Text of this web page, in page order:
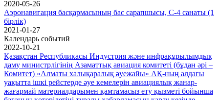
2020-05-26
Аэронавигация басқармасының бас сарапшысы, C-4 санаты (1
бірлік)
2021-01-27
Календарь событий
2022-10-21
Қазақстан Республикасы Индустрия және инфрақұрылымдық
даму министрлігінің Азаматтық авиация комитеті (бұдан әрі –
Комитет) «Алматы халықаралық әуежайы» АҚ-ның алдағы
уақытта ішкі рейстерде әуе кемелерін авиациялық жанар-
жағармай материалдарымен қамтамасыз ету қызметі бойынша